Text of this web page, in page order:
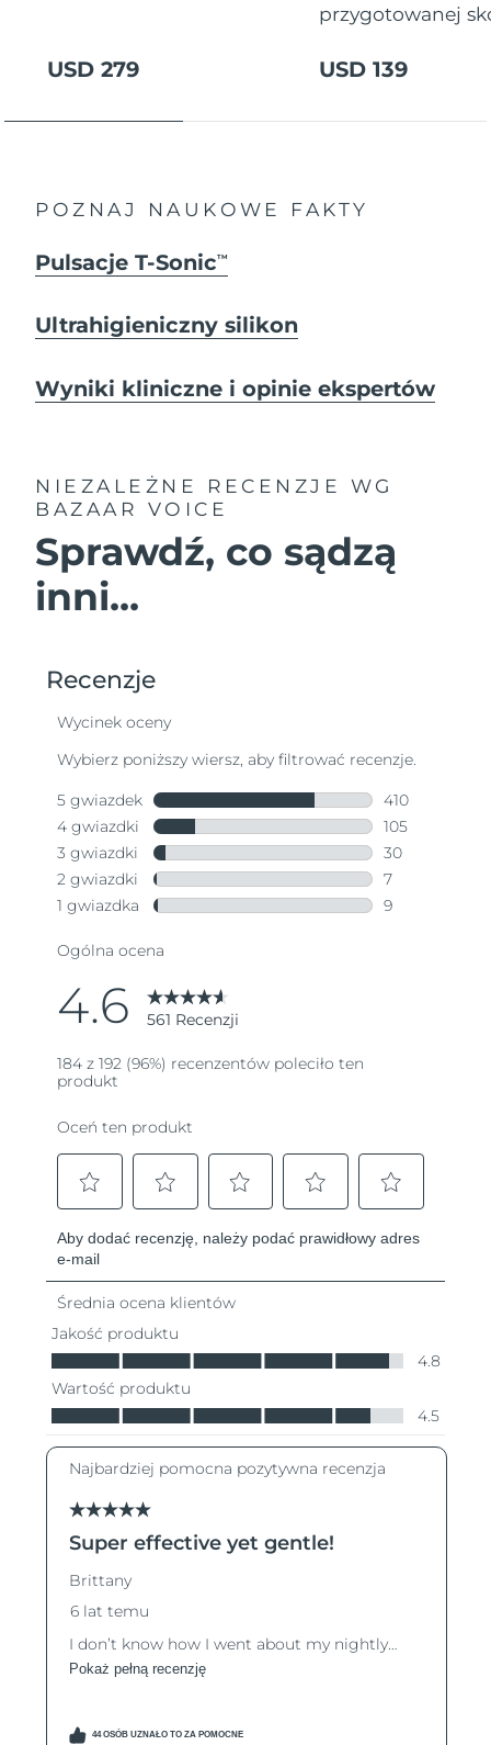
USD 279
przygotowanej
USD 139
POZNAJ NAUKOWE FAKTY
Pulsacje T-SonicTM
Ultrahigieniczny silikon
Wyniki kliniczne i opinie ekspertów
NIEZALEŻNE RECENZJE
WG
BAZAAR VOICE
Sprawdź, co sądzą
inni...